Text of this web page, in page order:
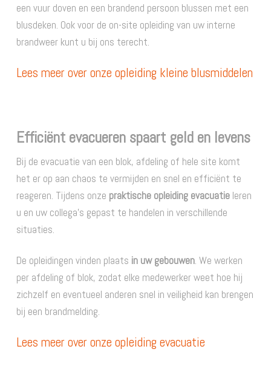
een vuur doven en een brandend persoon blussen met een
blusdeken. Ook voor de on-site opleiding van uw interne
brandweer kunt u bij ons terecht.
Lees meer over onze opleiding kleine blusmiddelen
Efficiënt evacueren spaart geld en levens
Bij de evacuatie van een blok, afdeling of hele site komt
het er op aan chaos te vermijden en snel en efficiënt te
reageren. Tijdens onze praktische opleiding evacuatieleren
u en uw collega’s gepast te handelen in verschillende
situaties.
De opleidingen vinden plaats in uw gebouwen. We werken
per afdeling of blok, zodat elke medewerker weet hoe hij
zichzelf en eventueel anderen snel in veiligheid kan brengen
bij een brandmelding.
Lees meer over onze opleiding evacuatie